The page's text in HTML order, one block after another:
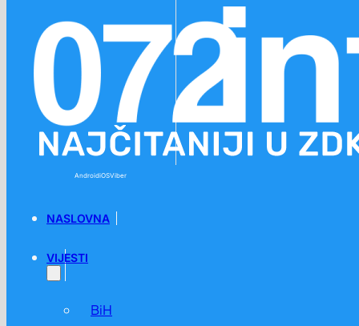
AndroidiOSViber
NASLOVNA
VIJESTI
BiH